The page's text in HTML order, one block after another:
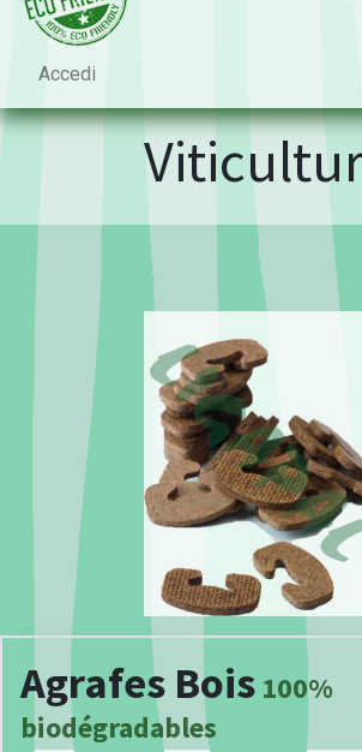
Accedi
Agrafes Bois 100%
biodégradables